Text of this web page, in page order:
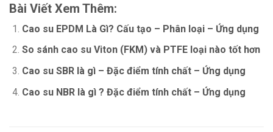
Bài Viết Xem Thêm:
Cao su EPDM Là Gì? Cấu tạo – Phân loại – Ứng dụng
So sánh cao su Viton (FKM) và PTFE loại nào tốt hơn
Cao su SBR là gì – Đặc điểm tính chất – Ứng dụng
Cao su NBR là gì ? Đặc điểm tính chất – Ứng dụng